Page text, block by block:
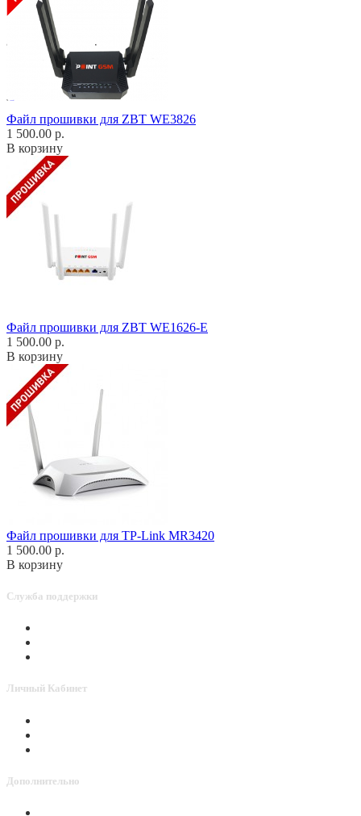
Файл прошивки для ZBT WE3826
1 500.00 р.
В корзину
Файл прошивки для ZBT WE1626-E
1 500.00 р.
В корзину
Файл прошивки для TP-Link MR3420
1 500.00 р.
В корзину
Служба поддержки
Личный Кабинет
Дополнительно